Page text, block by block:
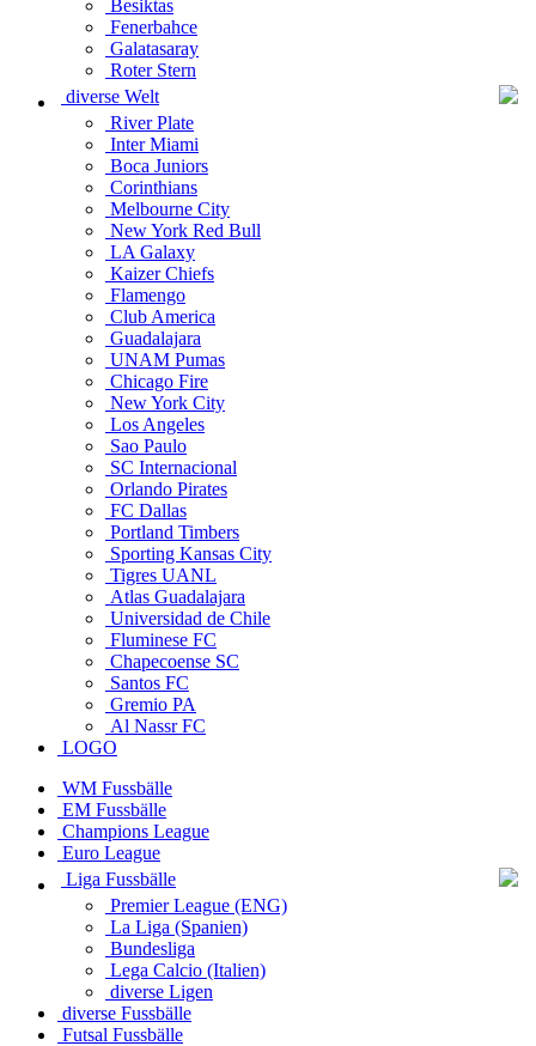
Besiktas
Fenerbahce
Galatasaray
Roter Stern
diverse Welt
River Plate
Inter Miami
Boca Juniors
Corinthians
Melbourne City
New York Red Bull
LA Galaxy
Kaizer Chiefs
Flamengo
Club America
Guadalajara
UNAM Pumas
Chicago Fire
New York City
Los Angeles
Sao Paulo
SC Internacional
Orlando Pirates
FC Dallas
Portland Timbers
Sporting Kansas City
Tigres UANL
Atlas Guadalajara
Universidad de Chile
Fluminese FC
Chapecoense SC
Santos FC
Gremio PA
Al Nassr FC
LOGO
WM Fussbälle
EM Fussbälle
Champions League
Euro League
Liga Fussbälle
Premier League (ENG)
La Liga (Spanien)
Bundesliga
Lega Calcio (Italien)
diverse Ligen
diverse Fussbälle
Futsal Fussbälle